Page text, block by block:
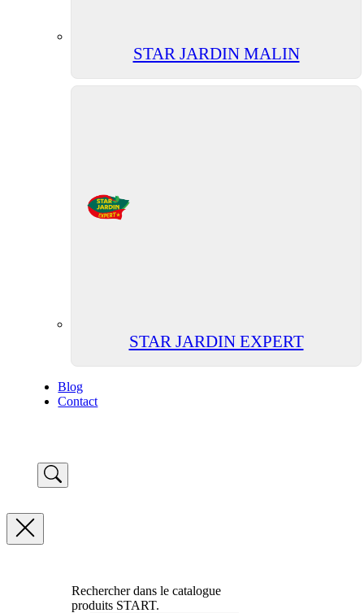
STAR JARDIN MALIN
STAR JARDIN EXPERT
Blog
Contact
Rechercher dans le catalogue
produits START.